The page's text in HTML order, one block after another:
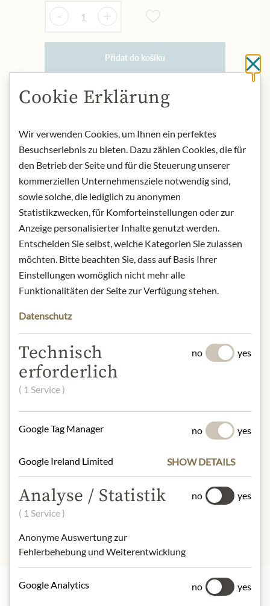
Množství
- +
Přidat do košíku
POPIS
Honey is considered a raw food and is
therefore not suitable for babies
under 12 months of age.
Product: Meinls Organic Spring
Blossom Honey - 500g
Origin: Austria / Mürztal
Storage: store in a dry, cool and dark
Contact: Julius Meinl am Graben,
Bottled by Beekeeper Anton Neber/
Am Strassenfeld 14/ A-8605 St.
Lorenzen im Mürztal/ office@neber.at
Produktdesign von der Abbildung
SLOŽENÍ A ALERGENY
100% Blossomhoney
Cookie Erklärung
Wir verwenden Cookies, um Ihnen ein perfektes
Besuchserlebnis zu bieten. Dazu zählen Cookies, die für
den Betrieb der Seite und für die Steuerung unserer
kommerziellen Unternehmensziele notwendig sind,
sowie solche, die lediglich zu anonymen
Statistikzwecken, für Komforteinstellungen oder zur
Anzeige personalisierter Inhalte genutzt werden.
Entscheiden Sie selbst, welche Kategorien Sie zulassen
möchten. Bitte beachten Sie, dass auf Basis Ihrer
Einstellungen womöglich nicht mehr alle
Funktionalitäten der Seite zur Verfügung stehen.
Datenschutz
Technisch
erforderlich
( 1 Service )
no yes
Google Tag Manager no yes
Google Ireland Limited SHOW DETAILS
Analyse / Statistik
( 1 Service )
Anonyme Auswertung zur
Fehlerbehebung und Weiterentwicklung
no yes
Google Analytics no yes